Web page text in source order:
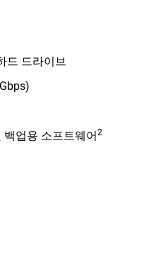
드 드라이브
업용 소프트웨어2